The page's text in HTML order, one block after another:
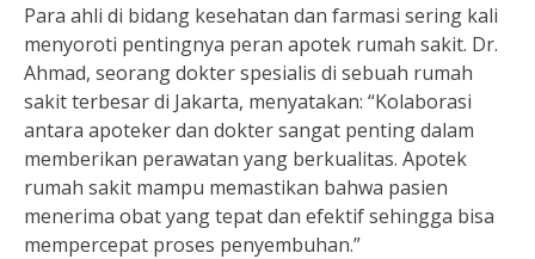
Para ahli di bidang kesehatan dan farmasi sering kali
menyoroti pentingnya peran apotek rumah sakit. Dr.
Ahmad, seorang dokter spesialis di sebuah rumah
sakit terbesar di Jakarta, menyatakan: “Kolaborasi
antara apoteker dan dokter sangat penting dalam
memberikan perawatan yang berkualitas. Apotek
rumah sakit mampu memastikan bahwa pasien
menerima obat yang tepat dan efektif sehingga bisa
mempercepat proses penyembuhan.”